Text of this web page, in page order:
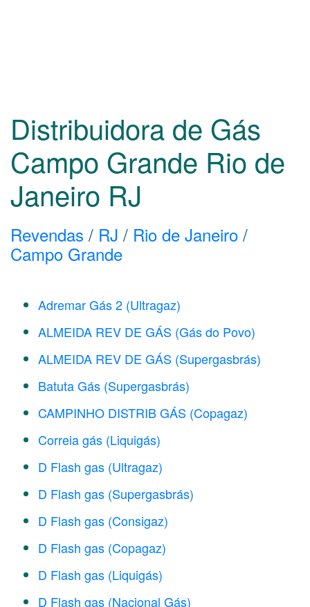
Distribuidora de Gás
Campo Grande Rio de
Janeiro RJ
Revendas / RJ / Rio de Janeiro /
Campo Grande
Adremar Gás 2 (Ultragaz)
ALMEIDA REV DE GÁS (Gás do Povo)
ALMEIDA REV DE GÁS (Supergasbrás)
Batuta Gás (Supergasbrás)
CAMPINHO DISTRIB GÁS (Copagaz)
Correia gás (Liquigás)
D Flash gas (Ultragaz)
D Flash gas (Supergasbrás)
D Flash gas (Consigaz)
D Flash gas (Copagaz)
D Flash gas (Liquigás)
D Flash gas (Nacional Gás)